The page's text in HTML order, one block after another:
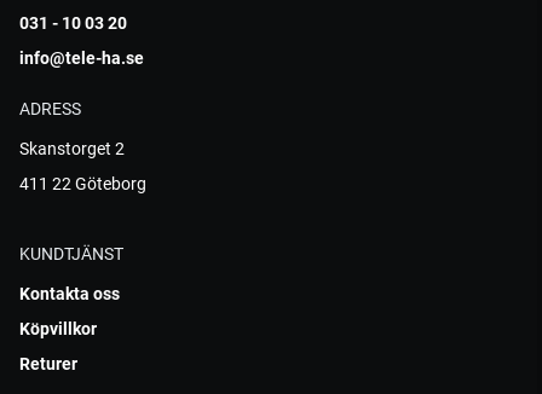
031 - 10 03 20
info@tele-ha.se
ADRESS
Skanstorget 2
411 22 Göteborg
KUNDTJÄNST
Kontakta oss
Köpvillkor
Returer